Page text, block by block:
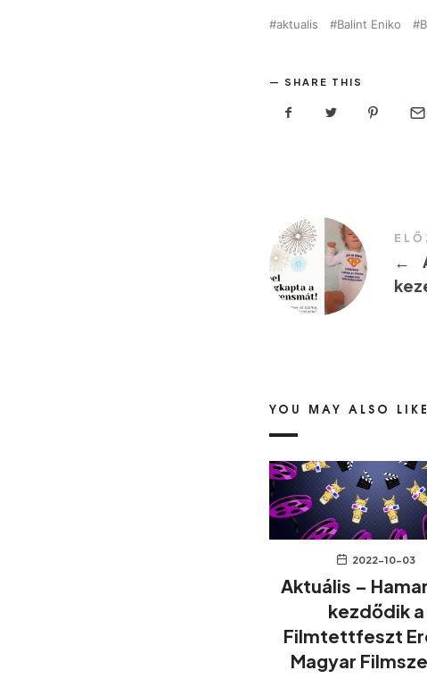
aktualis Balint Eniko
SHARE THIS
←
YOU MAY ALSO LIKE
2022-10-03
Aktuális –
kezdődik a
Filmtettfeszt
Magyar